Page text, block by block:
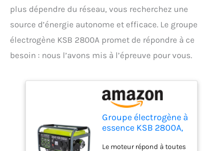
plus dépendre du réseau, vous recherchez une
source d’énergie autonome et efficace. Le groupe
électrogène KSB 2800A promet de répondre à ce
besoin : nous l’avons mis à l’épreuve pour vous.
Groupe électrogène à
essence KSB 2800A,
2800W, démarrage
Le moteur répond à toutes